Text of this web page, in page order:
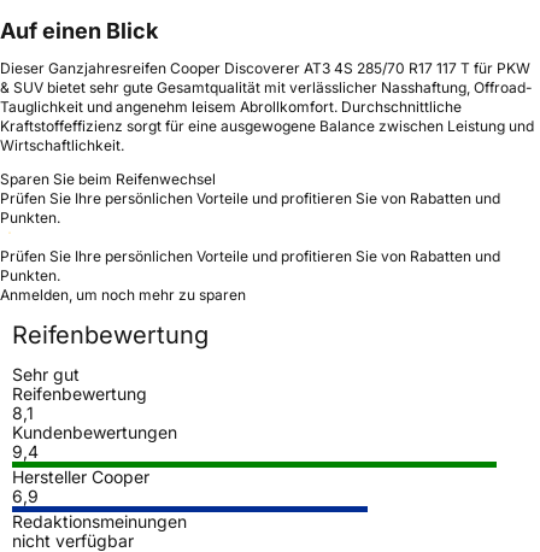
Auf einen Blick
Dieser Ganzjahresreifen Cooper Discoverer AT3 4S 285/70 R17 117 T für PKW
& SUV bietet sehr gute Gesamtqualität mit verlässlicher Nasshaftung, Offroad-
Tauglichkeit und angenehm leisem Abrollkomfort. Durchschnittliche
Kraftstoffeffizienz sorgt für eine ausgewogene Balance zwischen Leistung und
Wirtschaftlichkeit.
Sparen Sie beim Reifenwechsel
Prüfen Sie Ihre persönlichen Vorteile und profitieren Sie von Rabatten und
Punkten.
Prüfen Sie Ihre persönlichen Vorteile und profitieren Sie von Rabatten und
Punkten.
Anmelden, um noch mehr zu sparen
Reifenbewertung
Sehr gut
Reifenbewertung
8,1
Kundenbewertungen
9,4
Hersteller Cooper
6,9
Redaktionsmeinungen
nicht verfügbar